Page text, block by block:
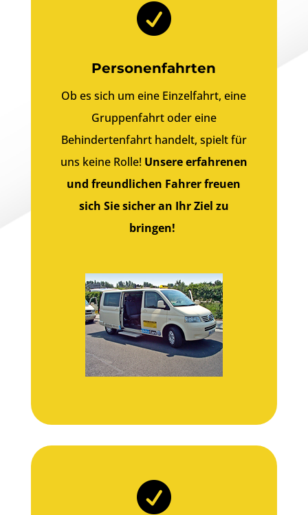

Personenfahrten
Ob es sich um eine Einzelfahrt, eine
Gruppenfahrt oder eine
Behindertenfahrt handelt, spielt für
uns keine Rolle! Unsere erfahrenen
und freundlichen Fahrer freuen
sich Sie sicher an Ihr Ziel zu
bringen!
